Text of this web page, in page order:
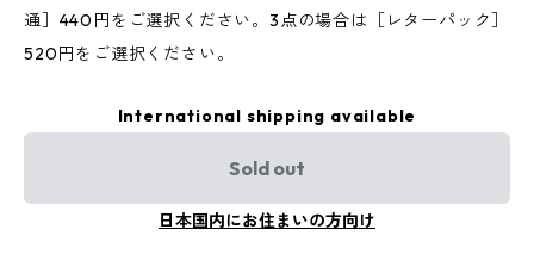
通］440円をご選択ください。3点の場合は［レターパック］
520円をご選択ください。
International shipping available
Sold out
日本国内にお住まいの方向け